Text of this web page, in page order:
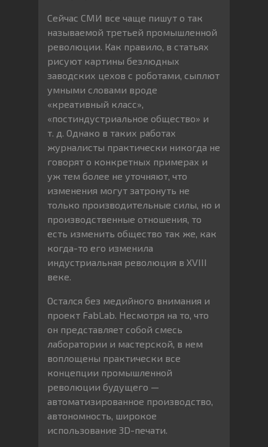
Сейчас СМИ все чаще пишут о так
называемой третьей промышленной
революции. Как правило, в статьях
рисуют картины безлюдных
заводских цехов с роботами, сыплют
умными словами вроде
«креативный класс»,
«постиндустриальное общество» и
т. д. Однако в таких работах
журналисты практически никогда не
говорят о конкретных примерах и
уж тем более не уточняют, что
изменения могут затронуть не
только производительные силы, но и
производственные отношения, то
есть изменить общество так же, как
когда-то его изменила
индустриальная революция в XVIII
веке.
Остался без медийного внимания и
проект FabLab. Несмотря на то, что
он представляет собой смесь
лаборатории и мастерской, в нем
воплощены практически все
концепции промышленной
революции будущего —
автоматизированное производство,
автономность, широкое
использование 3D-печати.